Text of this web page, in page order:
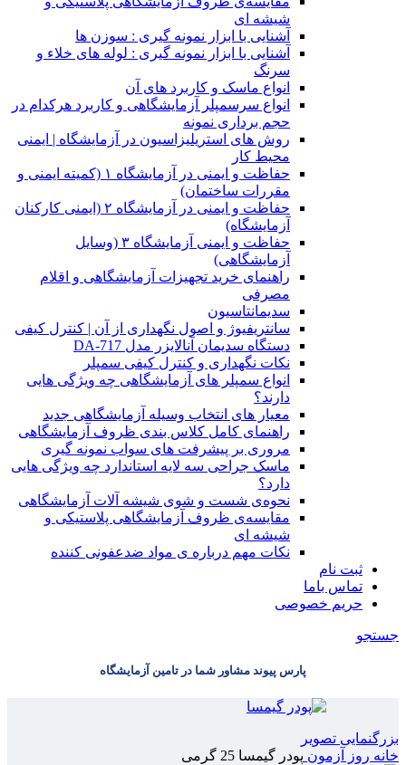
شیشه ای
آشنایی با ابزار نمونه گیری : سوزن ها
آشنایی با ابزار نمونه گیری : لوله های خلاء و
سرنگ
انواع ماسک و کاربرد های آن
انواع سرسمپلر آزمایشگاهی و کاربرد هرکدام در
حجم برداری نمونه
روش های استریلیزاسیون در آزمایشگاه | ایمنی
محیط کار
حفاظت و ایمنی در آزمایشگاه ۱ (کمیته ایمنی و
مقررات ساختمان)
حفاظت و ایمنی در آزمایشگاه ۲ (ایمنی کارکنان
آزمایشگاه)
حفاظت و ایمنی آزمایشگاه ۳ (وسایل
آزمایشگاهی)
راهنمای خرید تجهیزات آزمایشگاهی و اقلام
مصرفی
سدیمانتاسیون
سانتریفیوژ و اصول نگهداری از آن | کنترل کیفی
دستگاه سدیمان آنالایزر مدل DA-717
نکات نگهداری و کنترل کیفی سمپلر
انواع سمپلر های آزمایشگاهی چه ویژگی هایی
دارند؟
معیار های انتخاب وسیله آزمایشگاهی جدید
راهنمای کامل کلاس بندی ظروف آزمایشگاهی
مروری بر پیشرفت های سواب نمونه گیری
ماسک جراحی سه لایه استاندارد چه ویژگی هایی
دارد؟
ﻧﺤﻮﻩی ﺷﺴﺖ و ﺷﻮی شیشه آلات آزمایشگاهی
مقایسه‌ی ظروف آزمایشگاهی پلاستیکی و
شیشه ای
نکات مهم درباره ی مواد ضدعفونی کننده
ثبت نام
تماس باما
حریم خصوصی
جستجو
پارس پیوند مشاور شما در تامین آزمایشگاه
بزرگنمایی تصویر
خانه روز آزمون پودر گیمسا 25 گرمی